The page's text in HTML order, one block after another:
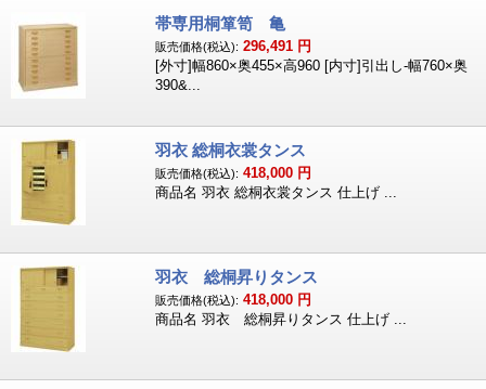
帯専用桐箪笥 亀
販売価格(税込): 296,491 円
[外寸]幅860×奥455×高960 [内寸]引出し-幅760×奥
390&...
羽衣 総桐衣裳タンス
販売価格(税込): 418,000 円
商品名 羽衣 総桐衣裳タンス 仕上げ ...
羽衣 総桐昇りタンス
販売価格(税込): 418,000 円
商品名 羽衣 総桐昇りタンス 仕上げ ...